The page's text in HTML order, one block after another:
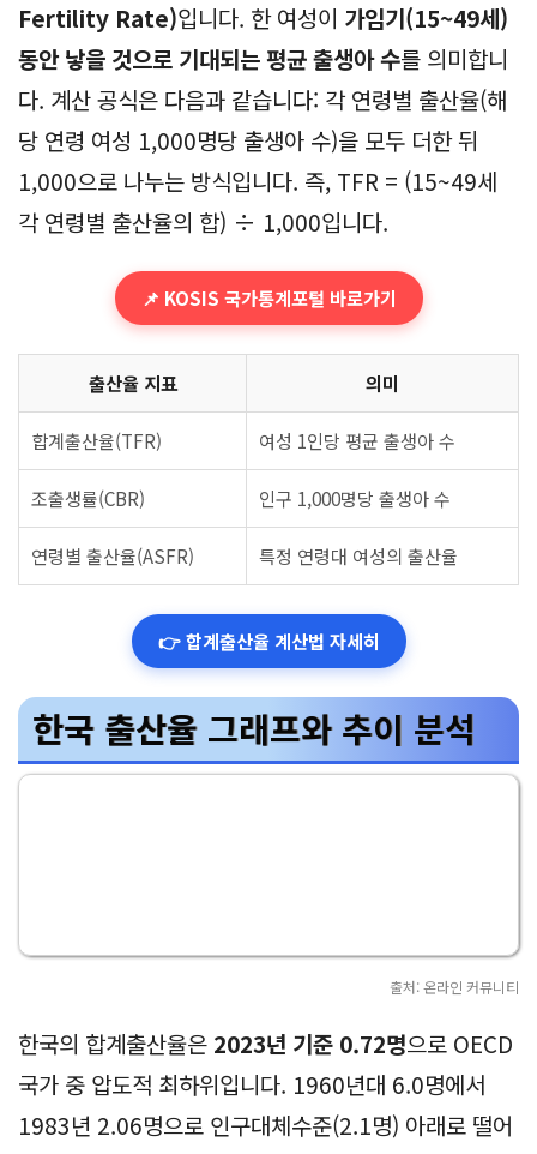
Fertility Rate)입니다. 한 여성이 가임기(15~49세)
동안 낳을 것으로 기대되는 평균 출생아 수를 의미합니
다. 계산 공식은 다음과 같습니다: 각 연령별 출산율(해
당 연령 여성 1,000명당 출생아 수)을 모두 더한 뒤
1,000으로 나누는 방식입니다. 즉, TFR = (15~49세
각 연령별 출산율의 합) ÷ 1,000입니다.
📌 KOSIS 국가통계포털 바로가기
출산율 지표 의미
합계출산율(TFR) 여성 1인당 평균 출생아 수
조출생률(CBR) 인구 1,000명당 출생아 수
연령별 출산율(ASFR) 특정 연령대 여성의 출산율
👉 합계출산율 계산법 자세히
한국 출산율 그래프와 추이 분석